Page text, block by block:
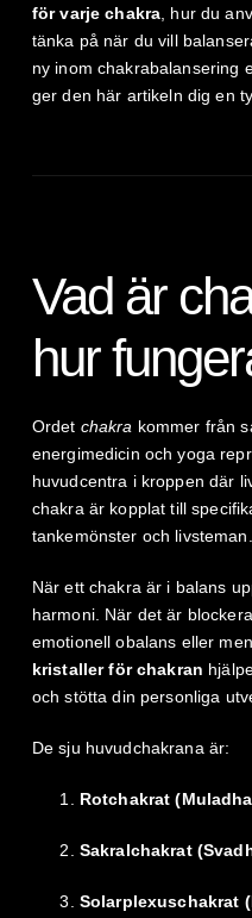
för varje chakra , hur du
tänka på när du vill
ny inom chakrabalansering
ger den här artikeln dig en
Vad är
hur
Ordet chakra kommer från
energimedicin och yoga
huvudcentra i kroppen där
chakra är kopplat till
tankemönster och livsteman.
När ett chakra är i balans
harmoni. När det är
emotionell obalans eller
kristaller för chakran
och stötta din personliga
De sju huvudchakrana är:
Rotchakrat
Sakralchakrat
Solarplexuschakrat